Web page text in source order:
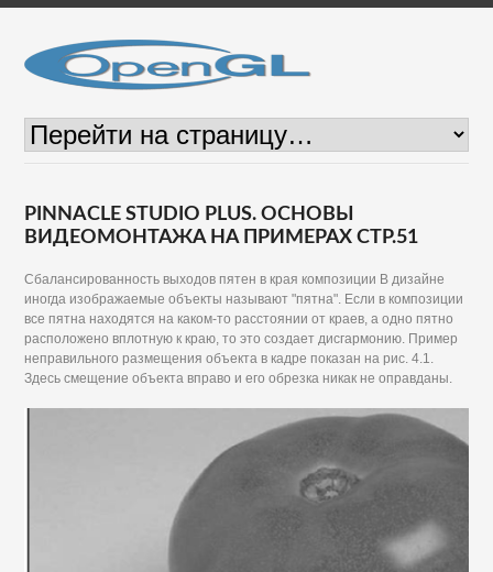
PINNACLE STUDIO PLUS. ОСНОВЫ
ВИДЕОМОНТАЖА НА ПРИМЕРАХ СТР.51
Сбалансированность выходов пятен в края композиции В дизайне
иногда изображаемые объекты называют "пятна". Если в композиции
все пятна находятся на каком-то расстоянии от краев, а одно пятно
расположено вплотную к краю, то это создает дисгармонию. Пример
неправильного размещения объекта в кадре показан на рис. 4.1.
Здесь смещение объекта вправо и его обрезка никак не оправданы.